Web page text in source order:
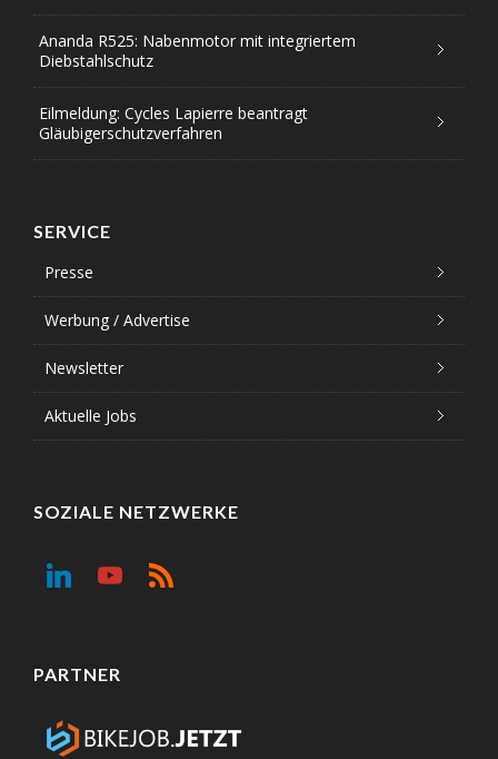
Ananda R525: Nabenmotor mit integriertem
Diebstahlschutz
Eilmeldung: Cycles Lapierre beantragt
Gläubigerschutzverfahren
SERVICE
Presse
Werbung / Advertise
Newsletter
Aktuelle Jobs
SOZIALE NETZWERKE
PARTNER